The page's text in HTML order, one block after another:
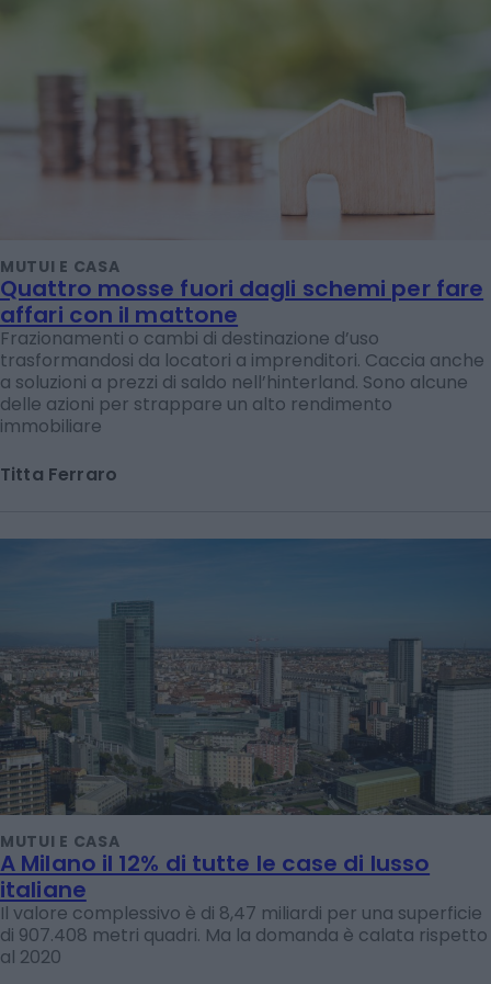
MUTUI E CASA
Quattro mosse fuori dagli schemi per fare
affari con il mattone
Frazionamenti o cambi di destinazione d’uso
trasformandosi da locatori a imprenditori. Caccia anche
a soluzioni a prezzi di saldo nell’hinterland. Sono alcune
delle azioni per strappare un alto rendimento
immobiliare
Titta Ferraro
MUTUI E CASA
A Milano il 12% di tutte le case di lusso
italiane
Il valore complessivo è di 8,47 miliardi per una superficie
di 907.408 metri quadri. Ma la domanda è calata rispetto
al 2020